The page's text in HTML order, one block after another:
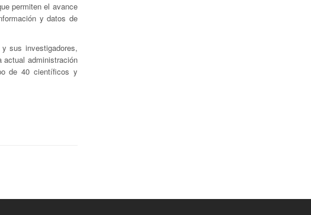
permiten el avance
y datos de
sus investigadores,
actual administración
de 40 científicos y